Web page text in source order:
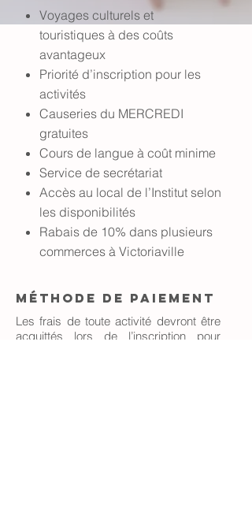
Voyages culturels et
touristiques à des coûts
avantageux
Priorité d’inscription pour les
activités
Causeries du MERCREDI
gratuites
Cours de langue à coût minime
Service de secrétariat
Accès au local de l’Institut selon
les disponibilités
Rabais de 10% dans plusieurs
commerces à Victoriaville
Méthode de paiement
Les frais de toute activité devront être
acquittés lors de l’inscription pour